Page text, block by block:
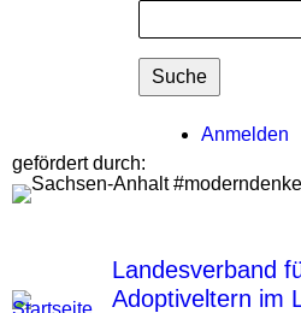
Anmelden
gefördert durch:
Landesverband
Adoptiveltern im